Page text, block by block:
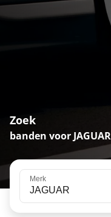
Zoek
banden voor
Merk
JAGUAR